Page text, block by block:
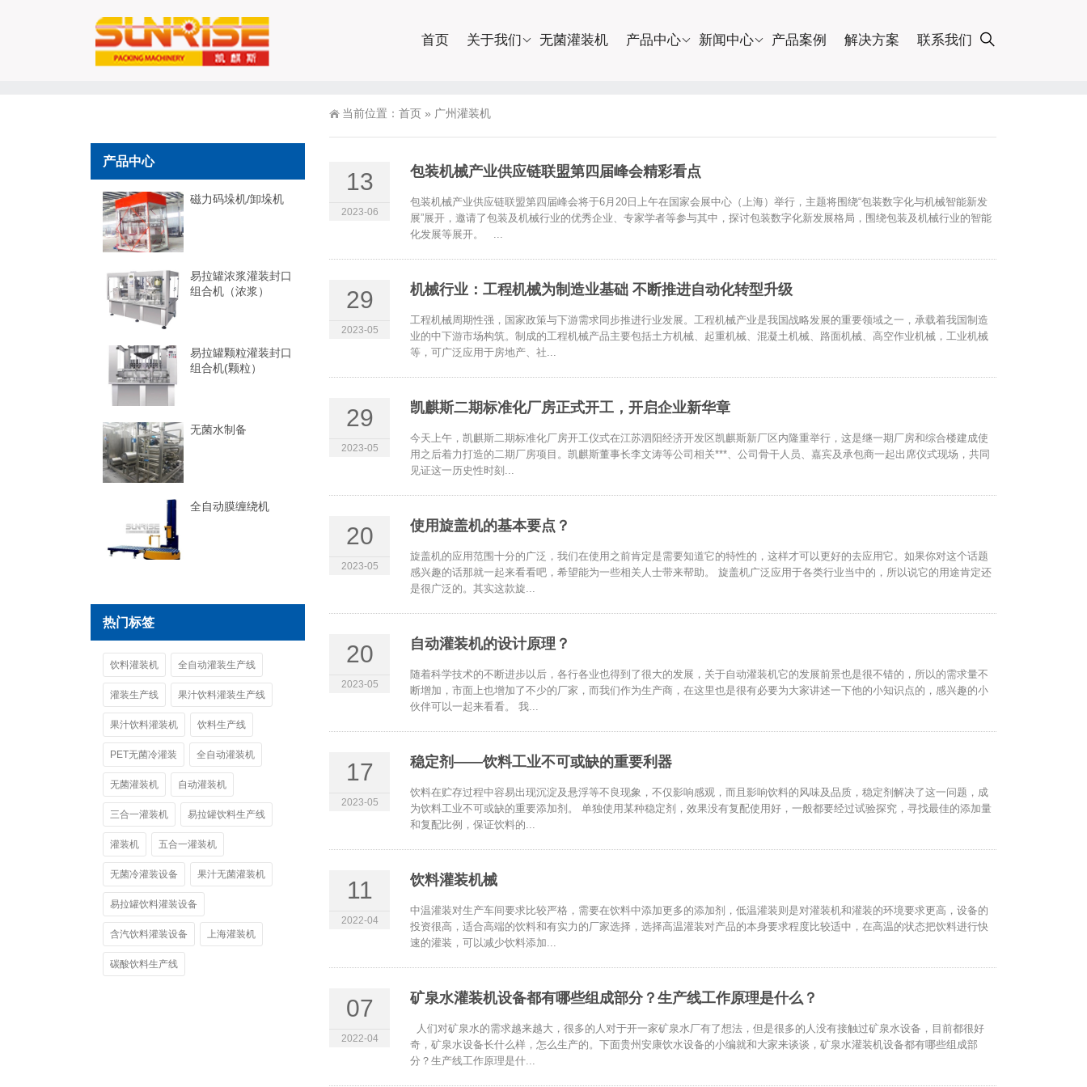
首页 关于我们 无菌灌装机 产品中心 新闻中心 产品案例 解决方案 联系我们
当前位置： 首页 » 广州灌装机
13
2023-06
包装机械产业供应链联盟第四届峰会精彩看点
包装机械产业供应链联盟第四届峰会将于6月20日上午在国家会展中心（上海）举行，主题将围绕“包装数字化与机械智能新发
展”展开，邀请了包装及机械行业的优秀企业、专家学者等参与其中，探讨包装数字化新发展格局，围绕包装及机械行业的智能
化发展等展开。 ...
29
2023-05
机械行业：工程机械为制造业基础 不断推进自动化转型升级
工程机械周期性强，国家政策与下游需求同步推进行业发展。工程机械产业是我国战略发展的重要领域之一，承载着我国制造
业的中下游市场构筑。制成的工程机械产品主要包括土方机械、起重机械、混凝土机械、路面机械、高空作业机械，工业机械
等，可广泛应用于房地产、社...
29
2023-05
凯麒斯二期标准化厂房正式开工，开启企业新华章
今天上午，凯麒斯二期标准化厂房开工仪式在江苏泗阳经济开发区凯麒斯新厂区内隆重举行，这是继一期厂房和综合楼建成使
用之后着力打造的二期厂房项目。凯麒斯董事长李文涛等公司相关***、公司骨干人员、嘉宾及承包商一起出席仪式现场，共同
见证这一历史性时刻...
20
2023-05
使用旋盖机的基本要点？
旋盖机的应用范围十分的广泛，我们在使用之前肯定是需要知道它的特性的，这样才可以更好的去应用它。如果你对这个话题
感兴趣的话那就一起来看看吧，希望能为一些相关人士带来帮助。 旋盖机广泛应用于各类行业当中的，所以说它的用途肯定还
是很广泛的。其实这款旋...
20
2023-05
自动灌装机的设计原理？
随着科学技术的不断进步以后，各行各业也得到了很大的发展，关于自动灌装机它的发展前景也是很不错的，所以的需求量不
断增加，市面上也增加了不少的厂家，而我们作为生产商，在这里也是很有必要为大家讲述一下他的小知识点的，感兴趣的小
伙伴可以一起来看看。 我...
17
2023-05
稳定剂——饮料工业不可或缺的重要利器
饮料在贮存过程中容易出现沉淀及悬浮等不良现象，不仅影响感观，而且影响饮料的风味及品质，稳定剂解决了这一问题，成
为饮料工业不可或缺的重要添加剂。 单独使用某种稳定剂，效果没有复配使用好，一般都要经过试验探究，寻找最佳的添加量
和复配比例，保证饮料的...
11
2022-04
饮料灌装机械
中温灌装对生产车间要求比较严格，需要在饮料中添加更多的添加剂，低温灌装则是对灌装机和灌装的环境要求更高，设备的
投资很高，适合高端的饮料和有实力的厂家选择，选择高温灌装对产品的本身要求程度比较适中，在高温的状态把饮料进行快
速的灌装，可以减少饮料添加...
07
2022-04
矿泉水灌装机设备都有哪些组成部分？生产线工作原理是什么？
人们对矿泉水的需求越来越大，很多的人对于开一家矿泉水厂有了想法，但是很多的人没有接触过矿泉水设备，目前都很好
奇，矿泉水设备长什么样，怎么生产的。下面贵州安康饮水设备的小编就和大家来谈谈，矿泉水灌装机设备都有哪些组成部
分？生产线工作原理是什...
产品中心
磁力码垛机/卸垛机
易拉罐浓浆灌装封口
组合机（浓浆）
易拉罐颗粒灌装封口
组合机(颗粒）
无菌水制备
全自动膜缠绕机
热门标签
饮料灌装机 全自动灌装生产线
灌装生产线 果汁饮料灌装生产线
果汁饮料灌装机 饮料生产线
PET无菌冷灌装 全自动灌装机
无菌灌装机 自动灌装机
三合一灌装机 易拉罐饮料生产线
灌装机 五合一灌装机
无菌冷灌装设备 果汁无菌灌装机
易拉罐饮料灌装设备
含汽饮料灌装设备 上海灌装机
碳酸饮料生产线